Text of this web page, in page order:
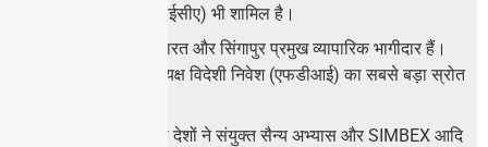
सहयोग समझौता (सीईसीए) भी शामिल है।
व्यापार और निवेश: भारत और सिंगापुर प्रमुख व्यापारिक भागीदार हैं।
सिंगापुर भारत में प्रत्यक्ष विदेशी निवेश (एफडीआई) का सबसे बड़ा स्रोत
रक्षा और सुरक्षा: दोनों देशों ने संयुक्त सैन्य अभ्यास और SIMBEX आदि